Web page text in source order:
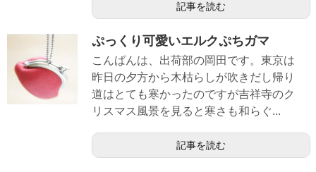
記事を読む
ぷっくり可愛いエルクぷちガマ
こんばんは、出荷部の岡田です。東京は
昨日の夕方から木枯らしが吹きだし帰り
道はとても寒かったのですが吉祥寺のク
リスマス風景を見ると寒さも和らぐ...
記事を読む